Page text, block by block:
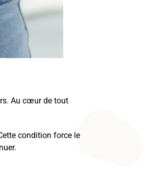
Au cœur de tout
condition force le